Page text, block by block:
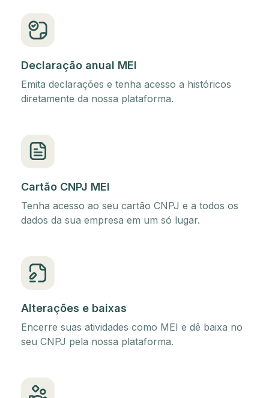
Declaração anual MEI
Emita declarações e tenha acesso a históricos
diretamente da nossa plataforma.
Cartão CNPJ MEI
Tenha acesso ao seu cartão CNPJ e a todos os
dados da sua empresa em um só lugar.
Alterações e baixas
Encerre suas atividades como MEI e dê baixa no
seu CNPJ pela nossa plataforma.